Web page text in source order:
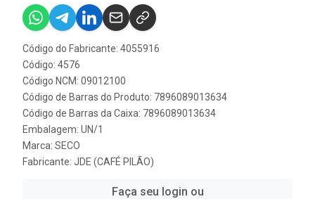
Código do Fabricante: 4055916
Código: 4576
Código NCM: 09012100
Código de Barras do Produto: 7896089013634
Código de Barras da Caixa: 7896089013634
Embalagem: UN/1
Marca: SECO
Fabricante: JDE (CAFÉ PILÃO)
Faça seu login ou